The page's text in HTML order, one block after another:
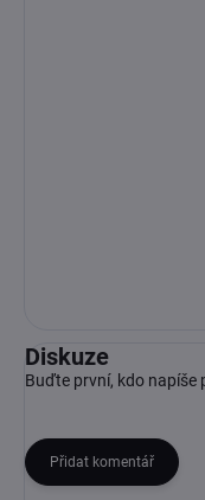
Diskuze
Buďte první, kdo napíše
Přidat komentář